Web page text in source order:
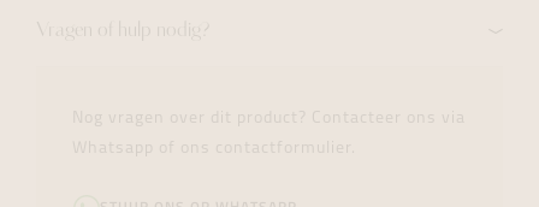
Vragen of hulp nodig?